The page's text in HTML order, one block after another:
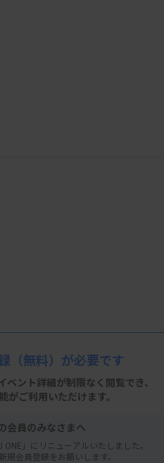
会議室1
（無料）が必要です
ント詳細が制限なく閲覧でき、
がご利用いただけます。
会員のみなさまへ
」にリニューアルいたしました。
会員登録をお願いします。